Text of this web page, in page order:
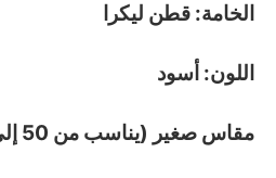
الخامة: قطن ليكرا
اللون: أسود
مقاس صغير (يناسب من 50 إلى 75 كيلو).